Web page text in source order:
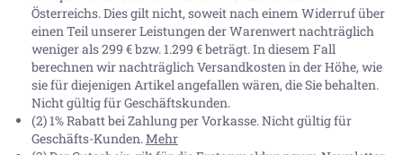
Österreichs. Dies gilt nicht, soweit nach einem Widerruf über
einen Teil unserer Leistungen der Warenwert nachträglich
weniger als 299 € bzw. 1.299 € beträgt. In diesem Fall
berechnen wir nachträglich Versandkosten in der Höhe, wie
sie für diejenigen Artikel angefallen wären, die Sie behalten.
Nicht gültig für Geschäftskunden.
(2) 1% Rabatt bei Zahlung per Vorkasse. Nicht gültig für
Geschäfts-Kunden.Mehr